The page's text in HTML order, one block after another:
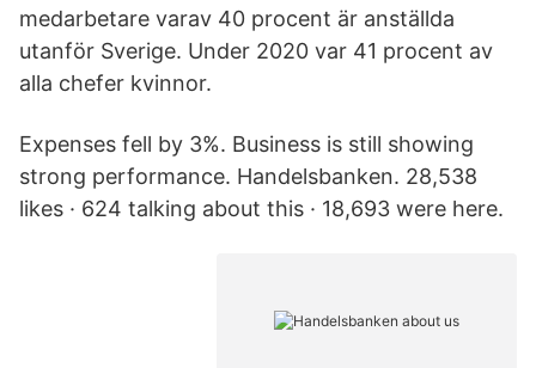
medarbetare varav 40 procent är anställda
utanför Sverige. Under 2020 var 41 procent av
alla chefer kvinnor.
Expenses fell by 3%. Business is still showing
strong performance. Handelsbanken. 28,538
likes · 624 talking about this · 18,693 were here.